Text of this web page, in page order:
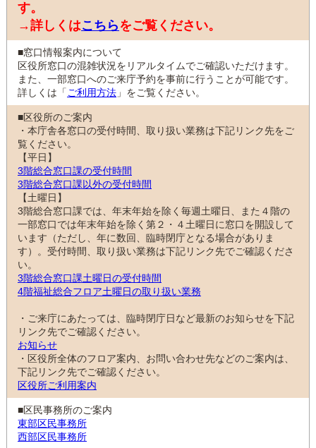
す。
→詳しくはこちらをご覧ください。
■窓口情報案内について
区役所窓口の混雑状況をリアルタイムでご確認いただけます。
また、一部窓口へのご来庁予約を事前に行うことが可能です。
詳しくは「 ご利用方法 」をご覧ください。
■区役所のご案内
・本庁舎各窓口の受付時間、取り扱い業務は下記リンク先をご
覧ください。
【平日】
3階総合窓口課の受付時間
3階総合窓口課以外の受付時間
【土曜日】
3階総合窓口課では、年末年始を除く毎週土曜日、また４階の
一部窓口では年末年始を除く第２・４土曜日に窓口を開設して
います（ただし、年に数回、臨時閉庁となる場合がありま
す）。受付時間、取り扱い業務は下記リンク先でご確認くださ
い。
3階総合窓口課土曜日の受付時間
4階福祉総合フロア土曜日の取り扱い業務
・ご来庁にあたっては、臨時閉庁日など最新のお知らせを下記
リンク先でご確認ください。
お知らせ
・区役所全体のフロア案内、お問い合わせ先などのご案内は、
下記リンク先でご確認ください。
区役所ご利用案内
■区民事務所のご案内
東部区民事務所
西部区民事務所